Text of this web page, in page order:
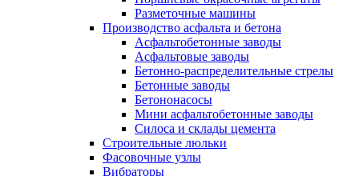
Разметочные машины
Производство асфальта и бетона
Асфальтобетонные заводы
Асфальтовые заводы
Бетонно-распределительные стрелы
Бетонные заводы
Бетононасосы
Мини асфальтобетонные заводы
Силоса и склады цемента
Строительные люльки
Фасовочные узлы
Вибраторы